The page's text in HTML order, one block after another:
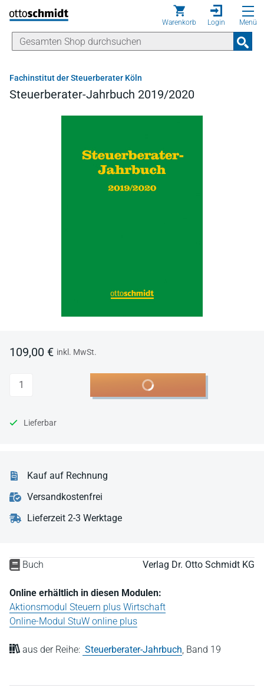
Direkt zum Inhalt
Warenkorb Login Menü
Fachinstitut der Steuerberater Köln
Steuerberater-Jahrbuch 2019/2020
Buch Verlag Dr. Otto Schmidt KG
Online erhältlich in diesen Modulen:
Aktionsmodul Steuern plus Wirtschaft
Online-Modul StuW online plus
aus der Reihe: Steuerberater-Jahrbuch, Band 19
109,00 € inkl. MwSt.
Anzahl In den Warenkorb
Lieferbar
Kauf auf Rechnung
Versandkostenfrei
Lieferzeit 2-3 Werktage